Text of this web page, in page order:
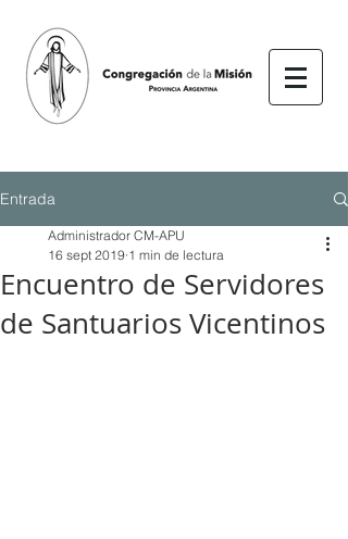
Entrada
Encuentro de Servidores
de Santuarios Vicentinos
Administrador CM-APU
16 sept 2019 1 min de lectura